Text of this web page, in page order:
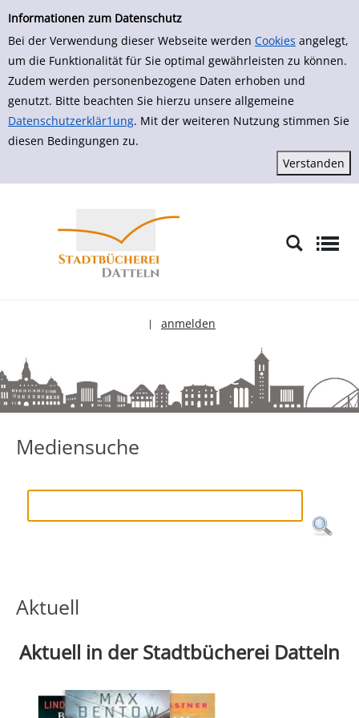
Informationen zum Datenschutz
Bei der Verwendung dieser Webseite werden Cookies angelegt,
um die Funktionalität für Sie optimal gewährleisten zu können.
Zudem werden personenbezogene Daten erhoben und
genutzt. Bitte beachten Sie hierzu unsere allgemeine
Datenschutzerklär1ung. Mit der weiteren Nutzung stimmen Sie
diesen Bedingungen zu.
zur Navigation springen
zum Inhalt springen
anmelden
Mediensuche
Mediensuche
Aktuell
Aktuell in der Stadtbücherei Datteln